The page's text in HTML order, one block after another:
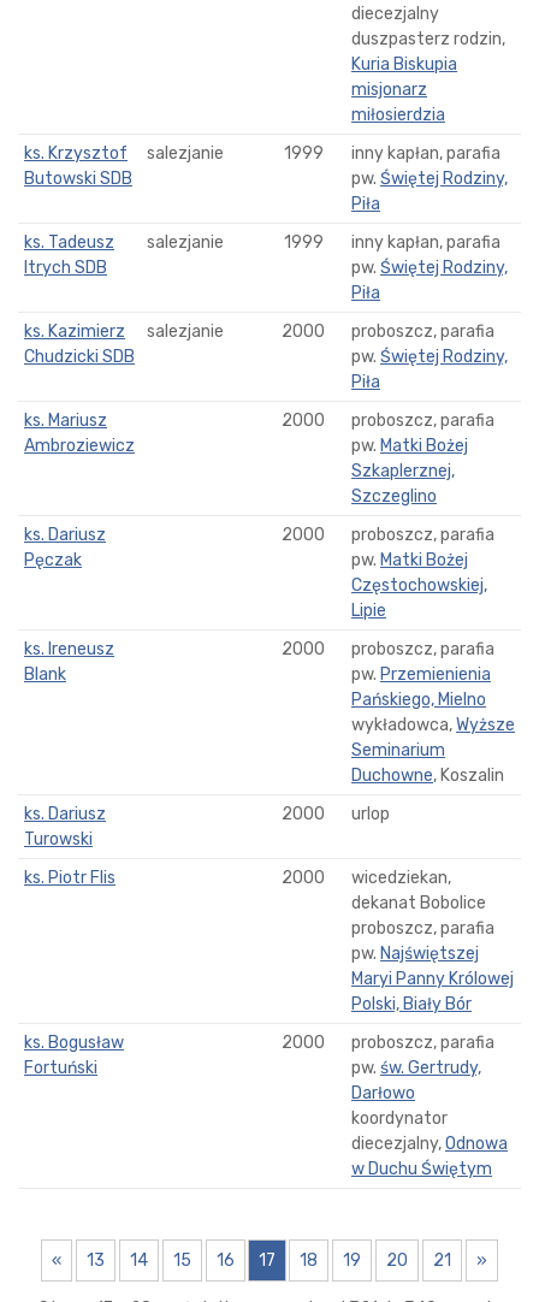
diecezjalny
duszpasterz rodzin,
Kuria Biskupia
misjonarz
miłosierdzia
ks. Krzysztof
Butowski SDB
salezjanie 1999
inny kapłan, parafia
pw. Świętej Rodziny,
Piła
ks. Tadeusz
Itrych SDB
salezjanie 1999
inny kapłan, parafia
pw. Świętej Rodziny,
Piła
ks. Kazimierz
Chudzicki SDB
salezjanie 2000
proboszcz, parafia
pw. Świętej Rodziny,
Piła
ks. Mariusz
Ambroziewicz
2000
proboszcz, parafia
pw. Matki Bożej
Szkaplerznej,
Szczeglino
ks. Dariusz
Pęczak
2000
proboszcz, parafia
pw. Matki Bożej
Częstochowskiej,
Lipie
ks. Ireneusz
Blank
2000
proboszcz, parafia
pw. Przemienienia
Pańskiego, Mielno
wykładowca,Wyższe
Seminarium
Duchowne, Koszalin
ks. Dariusz
Turowski
2000 urlop
ks. Piotr Flis 2000
wicedziekan,
dekanat Bobolice
proboszcz, parafia
pw. Najświętszej
Maryi Panny Królowej
Polski, Biały Bór
ks. Bogusław
Fortuński
2000
proboszcz, parafia
pw. św. Gertrudy,
Darłowo
koordynator
diecezjalny,Odnowa
w Duchu Świętym
« 13 14 15 16 17 18 19 20 21 »